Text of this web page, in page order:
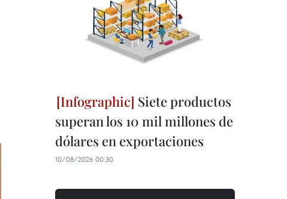
Siete productos
superan los 10 mil millones de
dólares en exportaciones
10/08/2026 00:30